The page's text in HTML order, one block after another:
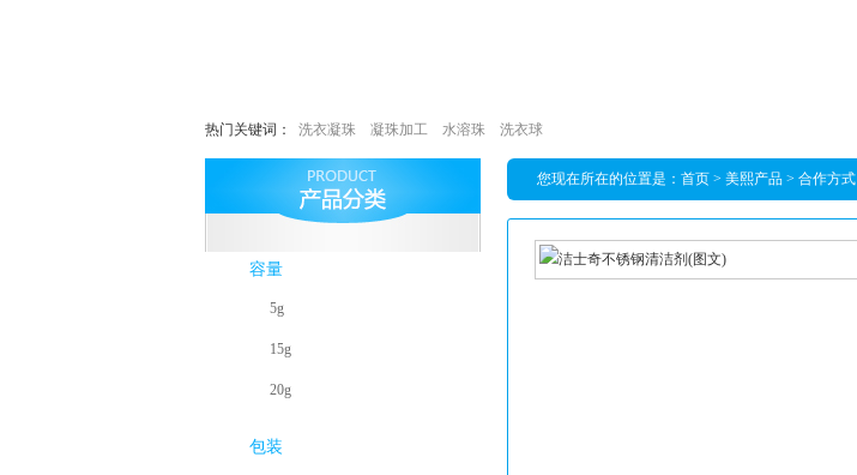
热门关键词： 洗衣凝珠 凝珠加工 水溶珠 洗衣球
容量
5g
15g
20g
包装
您现在所在的位置是： 首页 > 美熙产品 > 合作方式